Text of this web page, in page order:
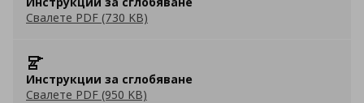
Свалете PDF (730 KB)
Инструкции за сглобяване
Свалете PDF (950 KB)